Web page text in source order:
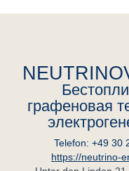
графеновая т
Telefon: +49 30
https://neutrino-